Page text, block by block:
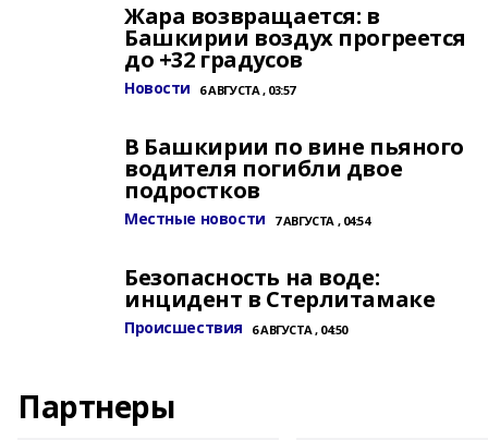
Жара возвращается: в
Башкирии воздух прогреется
до +32 градусов
Новости 6 АВГУСТА , 03:57
В Башкирии по вине пьяного
водителя погибли двое
подростков
Местные новости 7 АВГУСТА , 04:54
Безопасность на воде:
инцидент в Стерлитамаке
Происшествия 6 АВГУСТА , 04:50
Партнеры